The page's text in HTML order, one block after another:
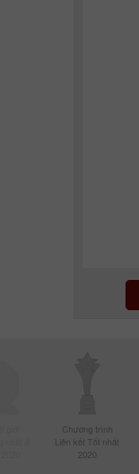
Chương trình
Liên kết Tốt nhất
2020